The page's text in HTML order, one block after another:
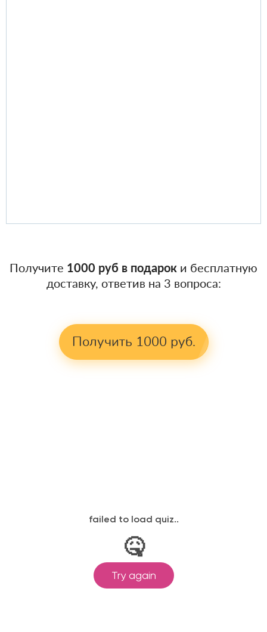
Получите 1000 руб в подарок и бесплатную
доставку, ответив на 3 вопроса:
Получить 1000 руб.